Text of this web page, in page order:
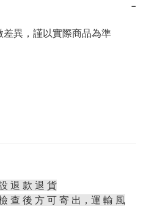
−
異，謹以實際商品為準
退 款 退 貨
查 後 方 可 寄 出，運 輸 風